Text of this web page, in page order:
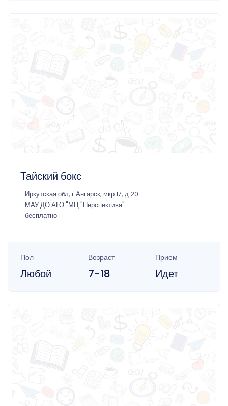
Тайский бокс
Иркутская обл, г Ангарск, мкр 17, д 20
МАУ ДО АГО "МЦ "Перспектива"
бесплатно
Пол
Любой
Возраст
7-18
Прием
Идет